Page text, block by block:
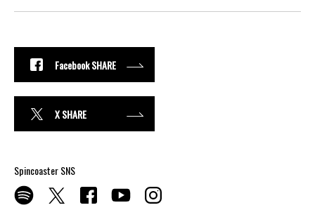
Facebook SHARE
X SHARE
Spincoaster SNS